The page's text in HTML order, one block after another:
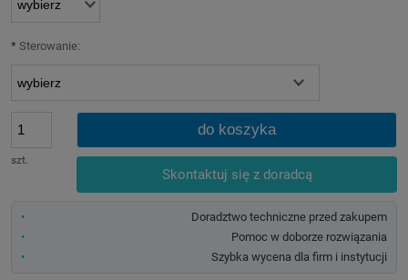
* Sterowanie:
szt.
do koszyka
Skontaktuj się z doradcą
Doradztwo techniczne przed zakupem
Pomoc w doborze rozwiązania
Szybka wycena dla firm i instytucji